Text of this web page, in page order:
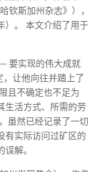
钦斯加州杂志》），
）。 本文介绍了用于
要实现的伟大成就
让他向往并踏上了
且不确定也不足为
生活方式、所需的劳
虽然已经记录了一切
有实际访问过矿区的
解。